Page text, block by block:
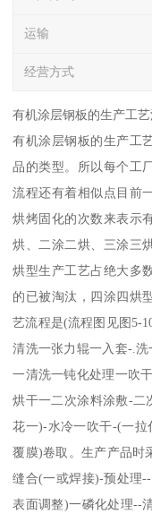
运输
经营方式
有机涂层钢板的生产工
有机涂层钢板的生产工
品的类型。所以每个工
流程还有着相似点目前
烘烤固化的次数来表示
烘、二涂二烘、三涂三
烘型生产工艺占绝大多
的已被淘汰，四涂四烘
艺流程是(流程图见图5-
清洗一张力辊一入套-.
一清洗一钝化处理一吹
烘干一二次涂料涂敷-二
花一)-水冷一吹干-(一
覆膜)卷取。生产产品时
缝合(一或焊接)-预处理
表面调整)一磷化处理--